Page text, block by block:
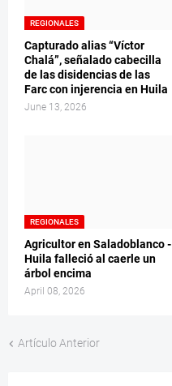
REGIONALES
Capturado alias “Víctor
Chalá”, señalado cabecilla
de las disidencias de las
Farc con injerencia en Huila
June 13, 2026
REGIONALES
Agricultor en Saladoblanco -
Huila falleció al caerle un
árbol encima
April 08, 2026
Artículo Anterior